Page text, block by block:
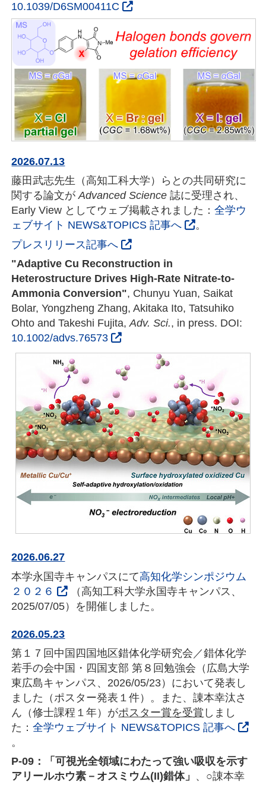
10.1039/D6SM00411C
2026.07.13
藤田武志先生（高知工科大学）らとの共同研究に
関する論文がAdvanced Science 誌に受理され、
Early View としてウェブ掲載されました：全学ウ
ェブサイト NEWS&TOPICS 記事へ
。
プレスリリース記事へ
"Adaptive Cu Reconstruction in
Heterostructure Drives High-Rate Nitrate-to-
Ammonia Conversion", Chunyu Yuan, Saikat
Bolar, Yongzheng Zhang, Akitaka Ito, Tatsuhiko
Ohto and Takeshi Fujita,Adv. Sci., in press. DOI:
10.1002/advs.76573
2026.06.27
本学永国寺キャンパスにて高知化学シンポジウム
２０２６
（高知工科大学永国寺キャンパス、
2025/07/05）を開催しました。
2026.05.23
第１７回中国四国地区錯体化学研究会／錯体化学
若手の会中国・四国支部 第８回勉強会（広島大学
東広島キャンパス、2026/05/23）において発表し
ました（ポスター発表１件）。また、諌本幸汰さ
ん（修士課程１年）がポスター賞を受賞 しまし
た：全学ウェブサイト NEWS&TOPICS 記事へ
。
P-09：「可視光全領域にわたって強い吸収を示す
アリールホウ素－オスミウム(II)錯体」 、○諌本幸